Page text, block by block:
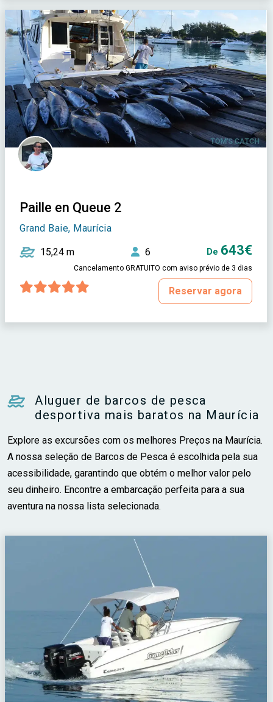
Paille en Queue 2
Grand Baie, Maurícia
15,24 m 6 De 643€
Cancelamento GRATUITO com aviso prévio de 3 dias
Reservar agora
Aluguer de barcos de pesca
desportiva mais baratos na Maurícia
Explore as excursões com os melhores Preços na Maurícia.
A nossa seleção de Barcos de Pesca é escolhida pela sua
acessibilidade, garantindo que obtém o melhor valor pelo
seu dinheiro. Encontre a embarcação perfeita para a sua
aventura na nossa lista selecionada.